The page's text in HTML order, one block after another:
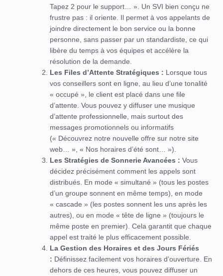
Tapez 2 pour le support… ». Un SVI bien conçu ne
frustre pas : il oriente. Il permet à vos appelants de
joindre directement le bon service ou la bonne
personne, sans passer par un standardiste, ce qui
libère du temps à vos équipes et accélère la
résolution de la demande.
Les Files d’Attente Stratégiques : Lorsque tous
vos conseillers sont en ligne, au lieu d’une tonalité
« occupé », le client est placé dans une file
d’attente. Vous pouvez y diffuser une musique
d’attente professionnelle, mais surtout des
messages promotionnels ou informatifs
(« Découvrez notre nouvelle offre sur notre site
web… », « Nos horaires d’été sont… »).
Les Stratégies de Sonnerie Avancées : Vous
décidez précisément comment les appels sont
distribués. En mode « simultané » (tous les postes
d’un groupe sonnent en même temps), en mode
« cascade » (les postes sonnent les uns après les
autres), ou en mode « tête de ligne » (toujours le
même poste en premier). Cela garantit que chaque
appel est traité le plus efficacement possible.
La Gestion des Horaires et des Jours Fériés
: Définissez facilement vos horaires d’ouverture. En
dehors de ces heures, vous pouvez diffuser un